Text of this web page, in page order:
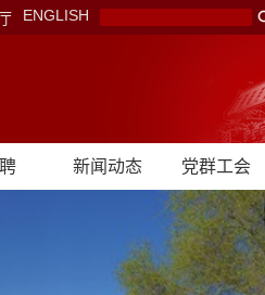
ENGLISH
新闻动态 党群工会